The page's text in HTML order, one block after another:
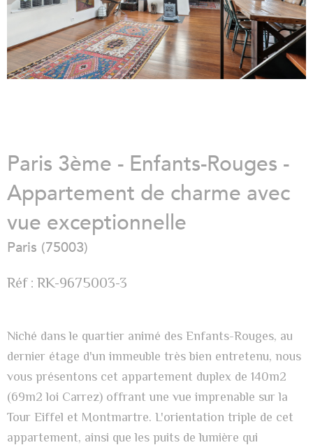
Paris 3ème - Enfants-Rouges -
Appartement de charme avec
vue exceptionnelle
Paris (75003)
Réf : RK-9675003-3
Niché dans le quartier animé des Enfants-Rouges, au
dernier étage d'un immeuble très bien entretenu, nous
vous présentons cet appartement duplex de 140m2
(69m2 loi Carrez) offrant une vue imprenable sur la
Tour Eiffel et Montmartre. L'orientation triple de cet
appartement, ainsi que les puits de lumière qui